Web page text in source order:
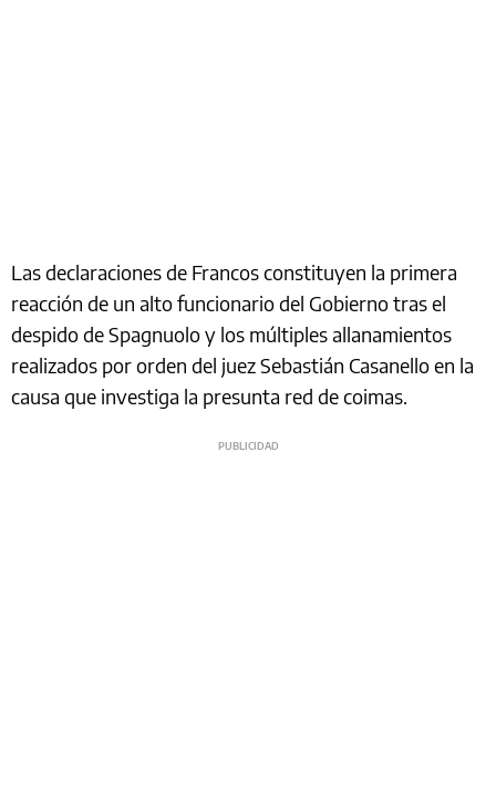
Las declaraciones de Francos constituyen la primera
reacción de un alto funcionario del Gobierno tras el
despido de Spagnuolo y los múltiples allanamientos
realizados por orden del juez Sebastián Casanello en la
causa que investiga la presunta red de coimas.